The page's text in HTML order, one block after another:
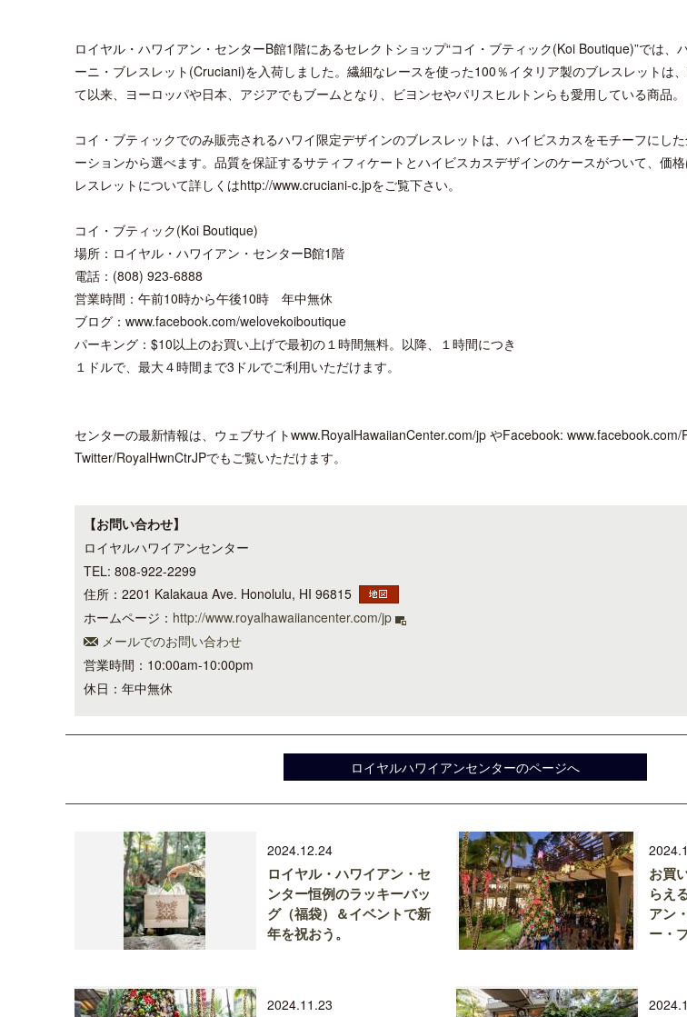
ロイヤル・ハワイアン・センターB館1階にあるセレクトショップ“コイ・ブティック(Koi Boutique)”では、
ーニ・ブレスレット(Cruciani)を入荷しました。繊細なレースを使った100％イタリア製のブレスレットは
て以来、ヨーロッパや日本、アジアでもブームとなり、ビヨンセやパリスヒルトンらも愛用している商品。
コイ・ブティックでのみ販売されるハワイ限定デザインのブレスレットは、ハイビスカスをモチーフにし
ーションから選べます。品質を保証するサティフィケートとハイビスカスデザインのケースがついて、価
レスレットについて詳しくはhttp://www.cruciani-c.jpをご覧下さい。
コイ・ブティック(Koi Boutique)
場所：ロイヤル・ハワイアン・センターB館1階
電話：(808) 923-6888
営業時間：午前10時から午後10時 年中無休
ブログ：www.facebook.com/welovekoiboutique
パーキング：$10以上のお買い上げで最初の１時間無料。以降、１時間につき
１ドルで、最大４時間まで3ドルでご利用いただけます。
センターの最新情報は、ウェブサイトwww.RoyalHawaiianCenter.com/jp やFacebook: www.facebook.com/
Twitter/RoyalHwnCtrJPでもご覧いただけます。
【お問い合わせ】
ロイヤルハワイアンセンター
TEL: 808-922-2299
住所：2201 Kalakaua Ave. Honolulu, HI 96815
ホームページ： http://www.royalhawaiiancenter.com/jp
メールでのお問い合わせ
営業時間：10:00am-10:00pm
休日：年中無休
ロイヤルハワイアンセンターのページへ
2024.12.24
ロイヤル・ハワイアン・セ
ンター恒例のラッキーバッ
グ（福袋）＆イベントで新
年を祝おう。
お買
らえ
アン
ー・
2024.11.23